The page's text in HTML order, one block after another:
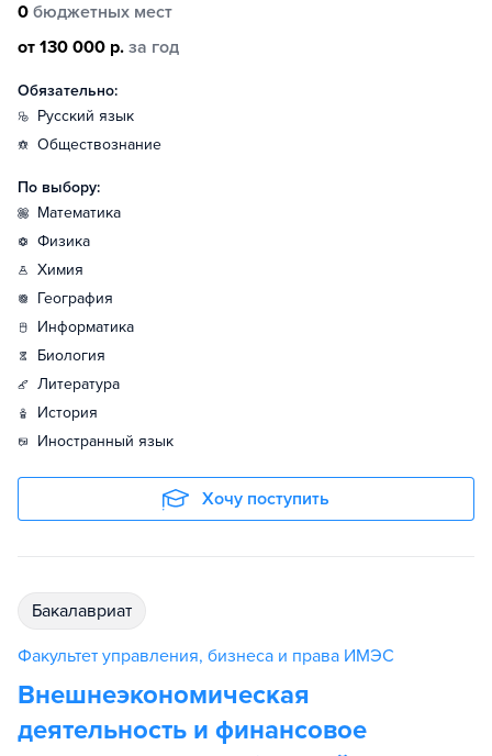
0 бюджетных мест
от 130 000 р. за год
Обязательно:
русский язык
обществознание
По выбору:
математика
физика
химия
география
информатика
биология
литература
история
иностранный язык
Хочу поступить
бакалавриат
Факультет управления, бизнеса и права ИМЭС
Внешнеэкономическая
деятельность и финансовое